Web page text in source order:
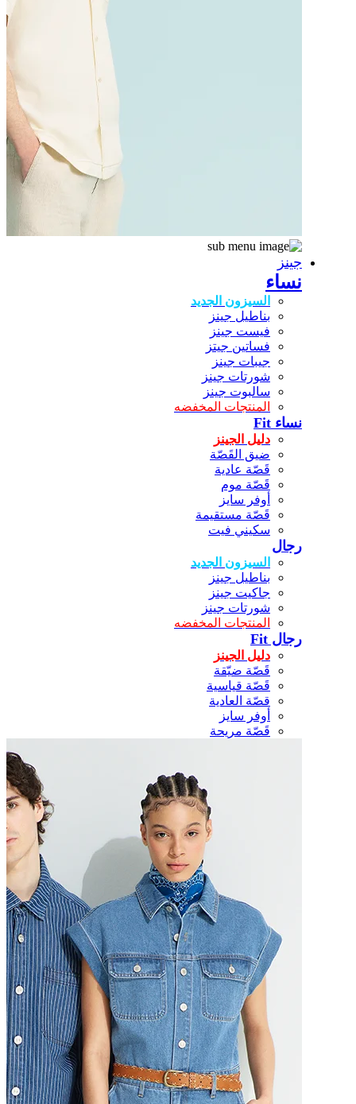
جينز
نساء
السيزون الجديد
بناطيل جينز
فيست جينز
فساتين جيتز
جيبات جينز
شورتات جينز
سالبوت جينز
المنتجات المخفضه
نساء Fit
دليل الجينز
ضيق القَصّة
قَصّة عادية
قَصّة موم
أوفر سايز
قَصّة مستقيمة
سكيني فيت
رجال
السيزون الجديد
بناطيل جينز
جاكيت جينز
شورتات جينز
المنتجات المخفضه
رجال Fit
دليل الجينز
قَصّة ضيّقة
قَصّة قياسية
قصّة العادية
أوفر سايز
قَصّة مريحة